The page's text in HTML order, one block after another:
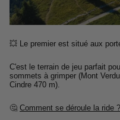
💥 Le premier est situé aux
C'est le terrain de jeu parfait
sommets à grimper (Mont
Cindre 470 m).
🤔 Comment se déroule la ride ?